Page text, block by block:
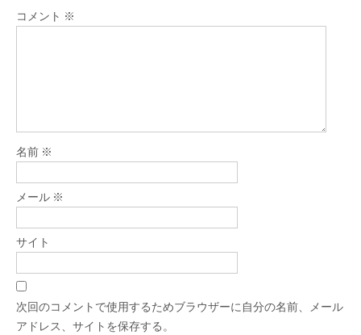
コメント ※
名前 ※
メール ※
サイト
次回のコメントで使用するためブラウザーに自分の名前、メール
アドレス、サイトを保存する。